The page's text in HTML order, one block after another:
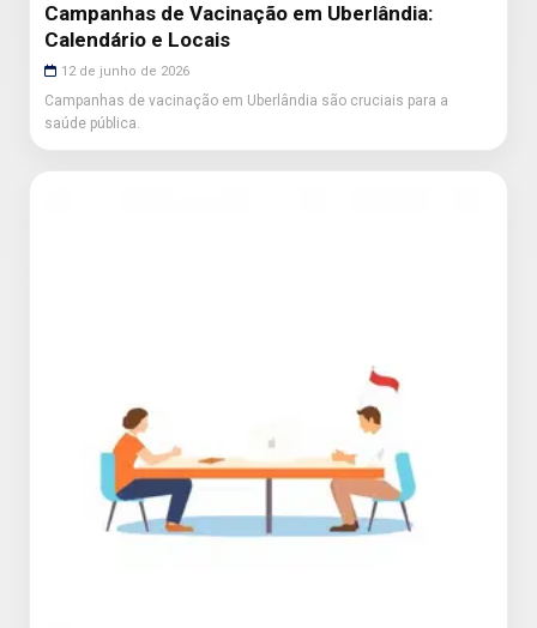
Campanhas de Vacinação em Uberlândia:
Calendário e Locais
12 de junho de 2026
Campanhas de vacinação em Uberlândia são cruciais para a
saúde pública.